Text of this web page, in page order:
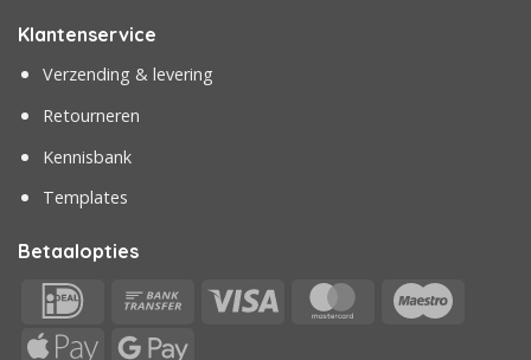
Klantenservice
Verzending & levering
Retourneren
Kennisbank
Templates
Betaalopties
IDeal
Bank
Visa MasterCard
Apple
Google